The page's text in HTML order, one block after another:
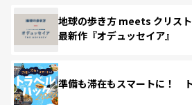
地球の歩き方 meets クリス
最新作『オデュッセイア』
準備も滞在もスマートに！